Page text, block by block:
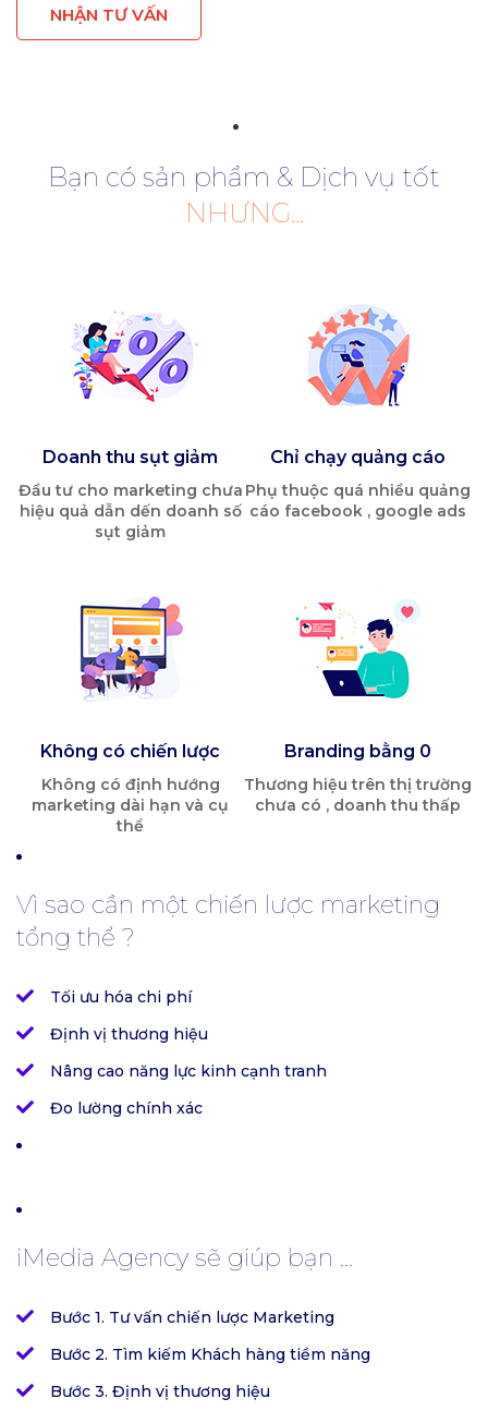
NHẬN TƯ VẤN
Bạn có sản phẩm & Dịch vụ tốt
NHƯNG...
Doanh thu sụt giảm
Đầu tư cho marketing chưa
hiệu quả dẫn dến doanh số
sụt giảm
Chỉ chạy quảng cáo
Phụ thuộc quá nhiều quảng
cáo facebook , google ads
Không có chiến lược
Không có định hướng
marketing dài hạn và cụ
thể
Branding bằng 0
Thương hiệu trên thị trường
chưa có , doanh thu thấp
Vì sao cần một chiến lược marketing
tổng thể ?
Tối ưu hóa chi phí
Định vị thương hiệu
Nâng cao năng lực kinh cạnh tranh
Đo lường chính xác
iMedia Agency sẽ giúp bạn ...
Bước 1. Tư vấn chiến lược Marketing
Bước 2. Tìm kiếm Khách hàng tiềm năng
Bước 3. Định vị thương hiệu